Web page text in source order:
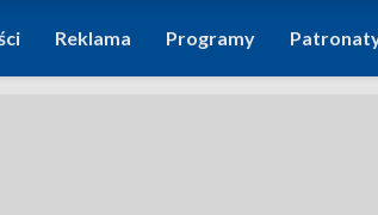
Reklama Programy